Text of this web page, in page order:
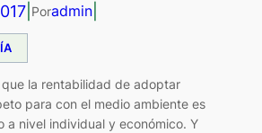
| Poradmin|
que la rentabilidad de adoptar
para con el medio ambiente es
a nivel individual y económico. Y